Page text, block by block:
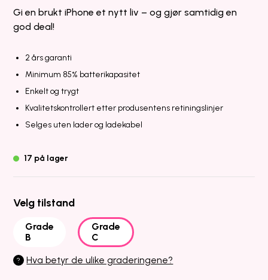
Gi en brukt iPhone et nytt liv – og gjør samtidig en
god deal!
2 års garanti
Minimum 85% batterikapasitet
Enkelt og trygt
Kvalitetskontrollert etter produsentens retiningslinjer
Selges uten lader og ladekabel
17 på lager
Velg tilstand
Grade
B
Grade
C
? Hva betyr de ulike graderingene?